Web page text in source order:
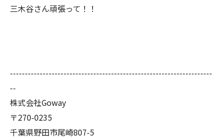
三木谷さん頑張って！！
--------------------------------------------------------------------
--
株式会社Goway
〒270-0235
千葉県野田市尾崎807-5